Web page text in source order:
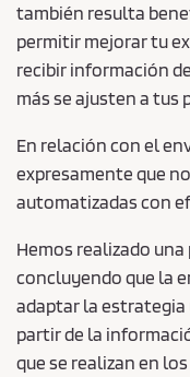
también resulta
permitir mejorar tu
recibir información
más se ajusten a tus
En relación con el
expresamente que
automatizadas con
Hemos realizado
concluyendo que la
adaptar la estrategia
partir de la
que se realizan en